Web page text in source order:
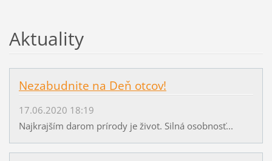
Aktuality
Nezabudnite na Deň otcov!
17.06.2020 18:19
Najkrajším darom prírody je život. Silná osobnosť...